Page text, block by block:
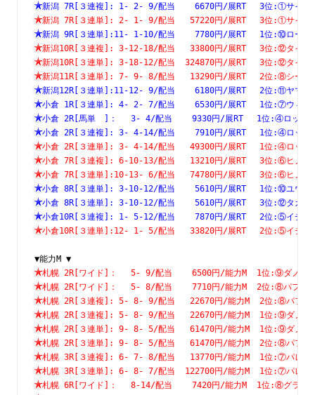
新潟 7R[３連複]: 1- 2- 9/配当    6670円/展RT
新潟 7R[３連単]: 2- 1- 9/配当   57220円/展RT
新潟 9R[３連単]:11- 1-10/配当    7780円/展RT　 1位:⑩ロードカ
新潟10R[３連複]: 3-12-18/配当   33800円/展RT　 3位:⑫タイ
新潟10R[３連単]: 3-18-12/配当  324870円/展RT　 3位:⑫タ
新潟11R[３連単]: 7- 9- 8/配当   13290円/展RT　 2位:⑧シーウ
新潟12R[３連単]:11-12- 9/配当    6180円/展RT　
小倉 1R[３連単]: 4- 2- 7/配当    6530円/展RT　 1
小倉 2R[馬単　]：　 3- 4/配当    9330円/展RT　
小倉 2R[３連複]: 3- 4-14/配当    7910円/展RT　
小倉 2R[３連単]: 3- 4-14/配当   49300円/展RT　
小倉 7R[３連複]: 6-10-13/配当   13210円/展RT　
小倉 7R[３連単]:10-13- 6/配当   74780円/展RT　
小倉 8R[３連単]: 3-10-12/配当    5610円/展RT　 1位
小倉 8R[３連単]: 3-10-12/配当    5610円/展RT　 3位
小倉10R[３連複]: 1- 5-12/配当    7870円/展RT　 2位:⑤イチ
小倉10R[３連単]:12- 1- 5/配当   33820円/展RT　 2位:⑤イチ
▼能力M ▼
札幌 2R[ワイド]：　 5- 9/配当    6500円/能力M  1
札幌 2R[ワイド]：　 5- 8/配当    7710円/能力M  2
札幌 2R[３連複]: 5- 8- 9/配当   22670円/能力M  2
札幌 2R[３連複]: 5- 8- 9/配当   22670円/能力M  1
札幌 2R[３連単]: 9- 8- 5/配当   61470円/能力M  1
札幌 2R[３連単]: 9- 8- 5/配当   61470円/能力M  2
札幌 3R[３連複]: 6- 7- 8/配当   13770円/能力M
札幌 3R[３連単]: 6- 8- 7/配当  122700円/能力M
札幌 6R[ワイド]：　 8-14/配当    7420円/能力M  1